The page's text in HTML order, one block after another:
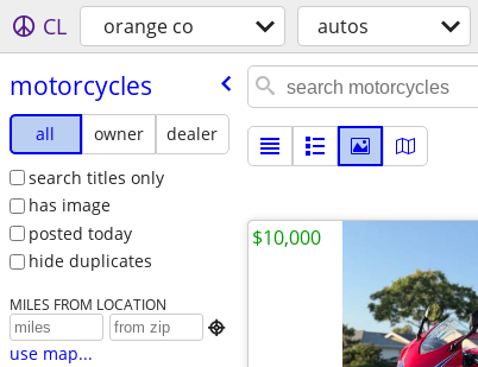
CL orange co autos
motorcycles
all owner
dealer
search titles only
has image
posted today
hide duplicates
MILES FROM LOCATION

use map...
$10,000